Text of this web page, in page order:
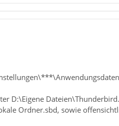
D:\Eigene
Ordner.sbd, sowie